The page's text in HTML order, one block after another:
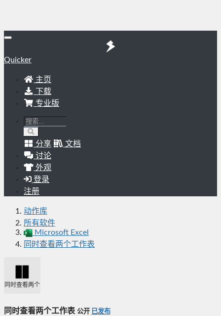
Quicker
主页
下载
专业版
分享
文档
讨论
外观
登录
注册
动作库
所有软件
Microsoft Excel
同时查看两个工作表
同时查看两个工作表
同时查看两个工作表 公开 已发布